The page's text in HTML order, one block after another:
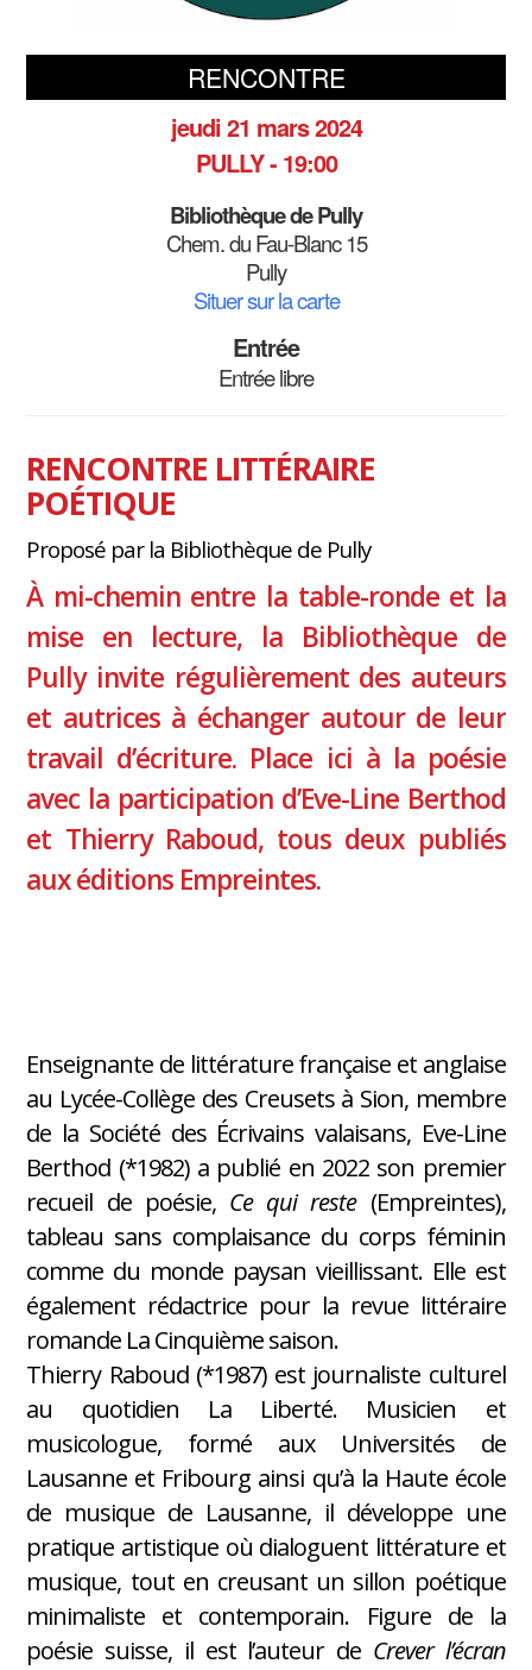
RENCONTRE
jeudi 21 mars 2024
PULLY - 19:00
Bibliothèque de Pully
Chem. du Fau-Blanc 15
Pully
Situer sur la carte
Entrée
Entrée libre
RENCONTRE LITTÉRAIRE
POÉTIQUE
Proposé par la Bibliothèque de Pully
À mi-chemin entre la table-ronde et la
mise en lecture, la Bibliothèque de
Pully invite régulièrement des auteurs
et autrices à échanger autour de leur
travail d’écriture. Place ici à la poésie
avec la participation d’Eve-Line Berthod
et Thierry Raboud, tous deux publiés
aux éditions Empreintes.
Enseignante de littérature française et anglaise
au Lycée-Collège des Creusets à Sion, membre
de la Société des Écrivains valaisans, Eve-Line
Berthod (*1982) a publié en 2022 son premier
recueil de poésie,Ce qui reste(Empreintes),
tableau sans complaisance du corps féminin
comme du monde paysan vieillissant. Elle est
également rédactrice pour la revue littéraire
romande La Cinquième saison.
Thierry Raboud (*1987) est journaliste culturel
au quotidien La Liberté. Musicien et
musicologue, formé aux Universités de
Lausanne et Fribourg ainsi qu’à la Haute école
de musique de Lausanne, il développe une
pratique artistique où dialoguent littérature et
musique, tout en creusant un sillon poétique
minimaliste et contemporain. Figure de la
poésie suisse, il est l’auteur de Crever l’écran